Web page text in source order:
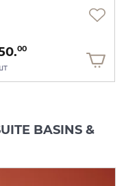
00
BASINS &